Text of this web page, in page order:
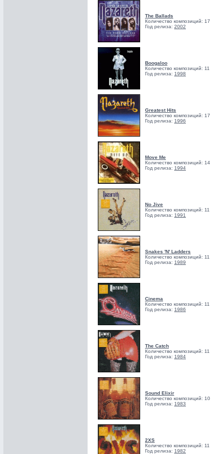
The Ballads
Количество композиций: 17
Год релиза: 2002
Boogaloo
Количество композиций: 11
Год релиза: 1998
Greatest Hits
Количество композиций: 17
Год релиза: 1996
Move Me
Количество композиций: 14
Год релиза: 1994
No Jive
Количество композиций: 11
Год релиза: 1991
Snakes 'N' Ladders
Количество композиций: 11
Год релиза: 1989
Cinema
Количество композиций: 11
Год релиза: 1986
The Catch
Количество композиций: 11
Год релиза: 1984
Sound Elixir
Количество композиций: 10
Год релиза: 1983
2XS
Количество композиций: 11
Год релиза: 1982